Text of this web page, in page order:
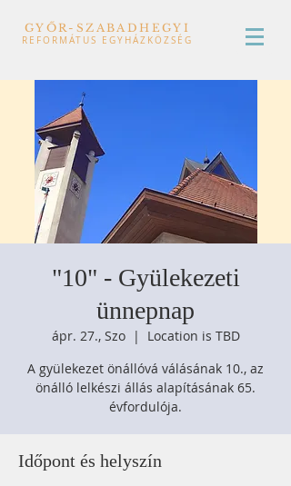
GYŐR-SZABADHEGYI
REFORMÁTUS EGYHÁZKÖZSÉG
"10" - Gyülekezeti
ünnepnap
ápr. 27., Szo
  |
Location is TBD
A gyülekezet önállóvá válásának 10., az
önálló lelkészi állás alapításának 65.
évfordulója.
Időpont és helyszín